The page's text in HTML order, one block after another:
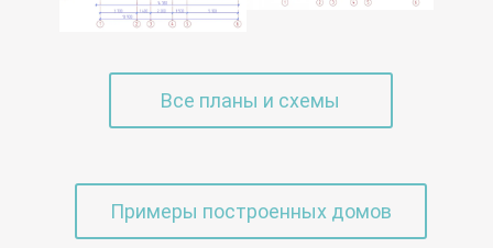
Все планы и схемы
Примеры построенных домов